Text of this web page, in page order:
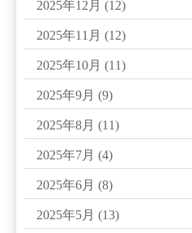
2025年12月 (12)
2025年11月 (12)
2025年10月 (11)
2025年9月 (9)
2025年8月 (11)
2025年7月 (4)
2025年6月 (8)
2025年5月 (13)